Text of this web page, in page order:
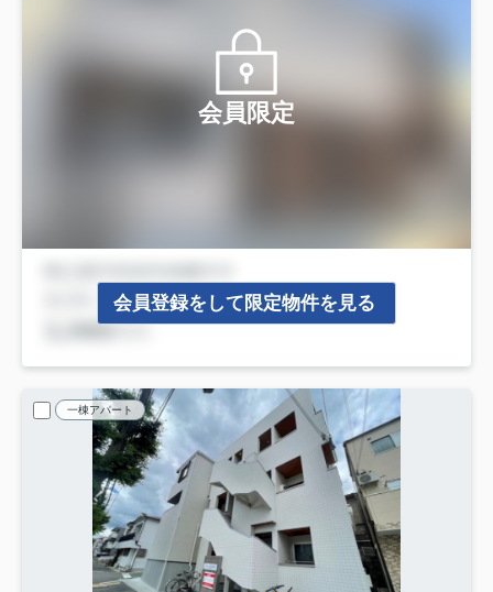
会員限定
会員登録をして限定物件を見る
一棟アパート